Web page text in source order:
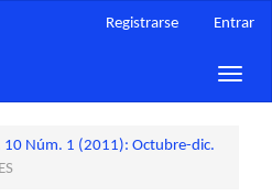
Registrarse Entrar
Toggle
10 Núm. 1 (2011): Octubre-dic.